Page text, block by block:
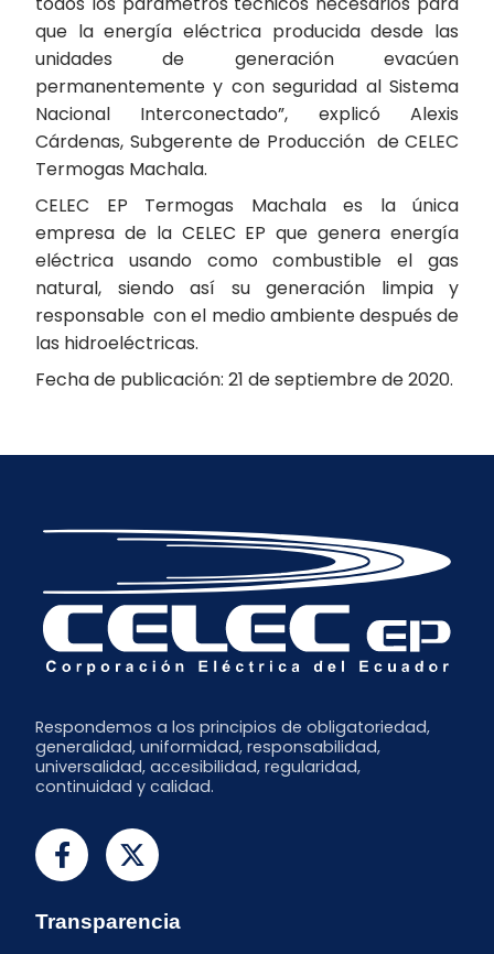
que la energía eléctrica producida desde las
unidades de generación evacúen
permanentemente y con seguridad al Sistema
Nacional Interconectado”, explicó Alexis
Cárdenas, Subgerente de Producción de CELEC
Termogas Machala.
CELEC EP Termogas Machala es la única
empresa de la CELEC EP que genera energía
eléctrica usando como combustible el gas
natural, siendo así su generación limpia y
responsable con el medio ambiente después de
las hidroeléctricas.
Fecha de publicación: 21 de septiembre de 2020.
Respondemos a los principios de obligatoriedad,
generalidad, uniformidad, responsabilidad,
universalidad, accesibilidad, regularidad,
continuidad y calidad.
Transparencia